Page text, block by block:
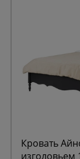
Кровать
изголовьем